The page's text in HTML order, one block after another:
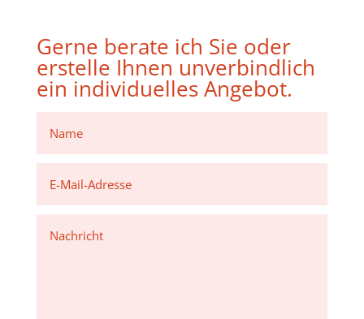
Gerne berate ich Sie oder
erstelle Ihnen unverbindlich
ein individuelles Angebot.